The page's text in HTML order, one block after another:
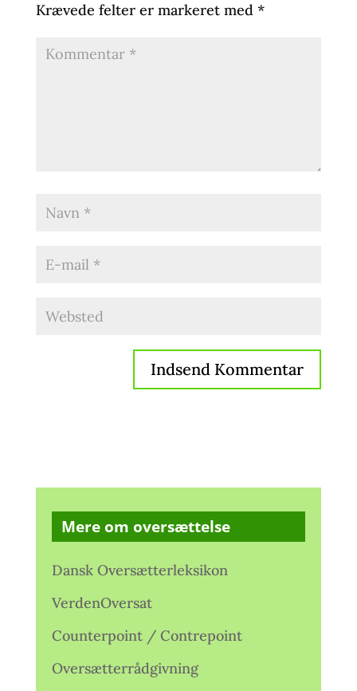
Krævede felter er markeret med *
Mere om oversættelse
Dansk Oversætterleksikon
VerdenOversat
Counterpoint / Contrepoint
Oversætterrådgivning